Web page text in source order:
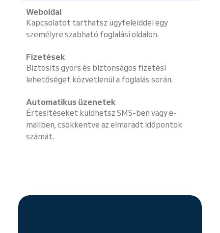
Weboldal
Kapcsolatot tarthatsz ügyfeleiddel egy
személyre szabható foglalási oldalon.
Fizetések
Biztosíts gyors és biztonságos fizetési
lehetőséget közvetlenül a foglalás során.
Automatikus üzenetek
Értesítéseket küldhetsz SMS-ben vagy e-
mailben, csökkentve az elmaradt időpontok
számát.